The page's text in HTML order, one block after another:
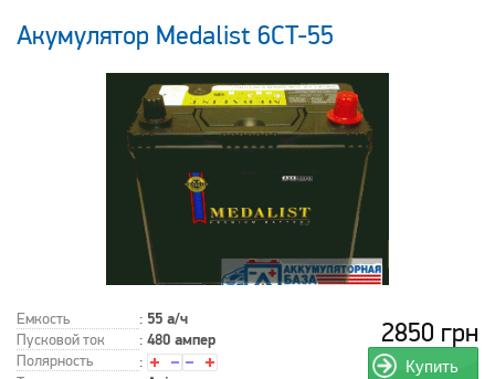
Акумулятор Medalist 6CT-55
Емкость : 55 а/ч
Пусковой ток : 480 ампер
Полярность
:
2850 грн
Купить